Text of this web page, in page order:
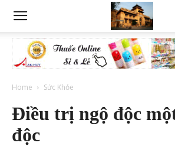
Home Sức Khỏe
Điều trị ngộ độc
độc